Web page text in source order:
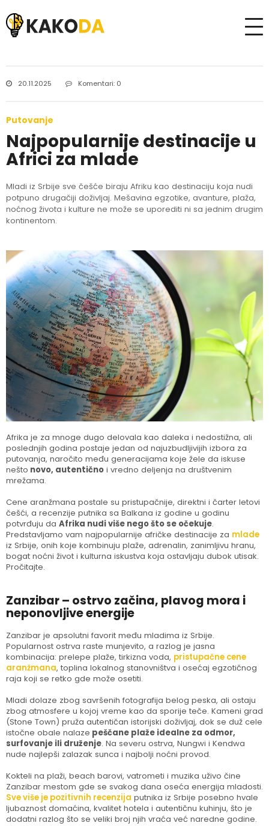
20.11.2025 Komentari: 0
Putovanje
Najpopularnije destinacije u
Africi za mlade
Mladi iz Srbije sve češće biraju Afriku kao destinaciju koja nudi
potpuno drugačiji doživljaj. Mešavina egzotike, avanture, plaža,
noćnog života i kulture ne može se uporediti ni sa jednim drugim
kontinentom.
Afrika je za mnoge dugo delovala kao daleka i nedostižna, ali
poslednjih godina postaje jedan od najuzbudljivijih izbora za
putovanja, naročito među generacijama koje žele da iskuse
nešto novo, autentično i vredno deljenja na društvenim
mrežama.
Cene aranžmana postale su pristupačnije, direktni i čarter letovi
češći, a recenzije putnika sa Balkana iz godine u godinu
potvrđuju da Afrika nudi više nego što se očekuje.
Predstavljamo vam najpopularnije afričke destinacije za mlade
iz Srbije, onih koje kombinuju plaže, adrenalin, zanimljivu hranu,
bogat noćni život i kulturna iskustva koja ostavljaju dubok utisak.
Pročitajte.
Zanzibar – ostrvo začina, plavog mora i
neponovljive energije
Zanzibar je apsolutni favorit među mladima iz Srbije.
Popularnost ostrva raste munjevito, a razlog je jasna
kombinacija: prelepe plaže, tirkizna voda, pristupačne cene
aranžmana, toplina lokalnog stanovništva i osećaj egzotičnog
raja koji se retko gde može osetiti.
Mladi dolaze zbog savršenih fotografija belog peska, ali ostaju
zbog atmosfere u kojoj vreme kao da sporije teče. Kameni grad
(Stone Town) pruža autentičan istorijski doživljaj, dok se duž cele
istočne obale nalaze peščane plaže idealne za odmor,
surfovanje ili druženje. Na severu ostrva, Nungwi i Kendwa
nude najlepši zalazak sunca i najbolji noćni provod.
Kokteli na plaži, beach barovi, vatrometi i muzika uživo čine
Zanzibar mestom gde se svakog dana oseća energija mladosti.
Sve više je pozitivnih recenzija putnika iz Srbije posebno hvale
ljubaznost domaćina, kvalitet hotela i autentičnu kuhinju, što je
dodatni razlog što se veliki broj njih vraća već naredne godine.